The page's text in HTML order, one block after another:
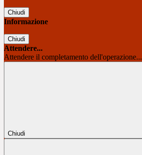
Chiudi
Informazione
Chiudi
Attendere...
Attendere il completamento dell'operazione...
Chiudi